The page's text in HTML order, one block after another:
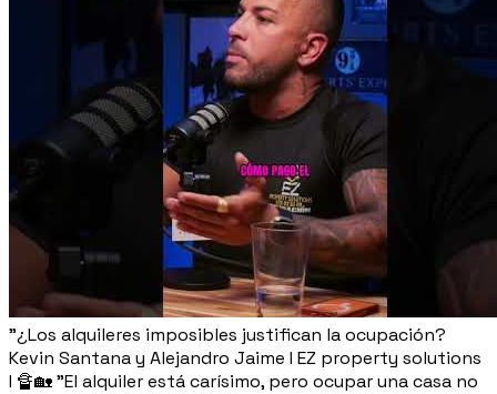
"¿Los alquileres imposibles justifican la ocupación?
Kevin Santana y Alejandro Jaime I EZ property solutions
I 🔏🏡 "El alquiler está carísimo, pero ocupar una casa no